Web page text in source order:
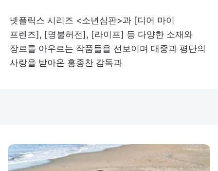
넷플릭스 시리즈 <소년심판>과 [디어 마이
프렌즈], [명불허전], [라이프] 등 다양한 소재와
장르를 아우르는 작품들을 선보이며 대중과 평단의
사랑을 받아온 홍종찬 감독과